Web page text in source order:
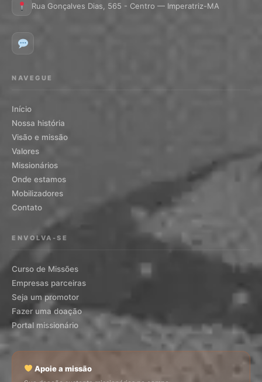
Rua Gonçalves Dias, 565 - Centro — Imperatriz-MA
NAVEGUE
Início
Nossa história
Visão e missão
Valores
Missionários
Onde estamos
Mobilizadores
Contato
ENVOLVA-SE
Curso de Missões
Empresas parceiras
Seja um promotor
Fazer uma doação
Portal missionário
Apoie a missão